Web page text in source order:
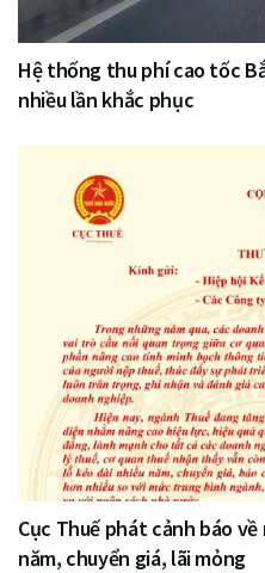
Hệ thống thu phí cao tốc
nhiều lần khắc phục
Cục Thuế phát cảnh báo
năm, chuyển giá, lãi mỏng